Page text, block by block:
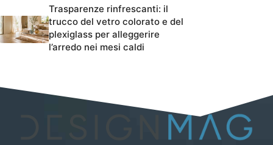
Trasparenze rinfrescanti: il
trucco del vetro colorato e del
plexiglass per alleggerire
l’arredo nei mesi caldi